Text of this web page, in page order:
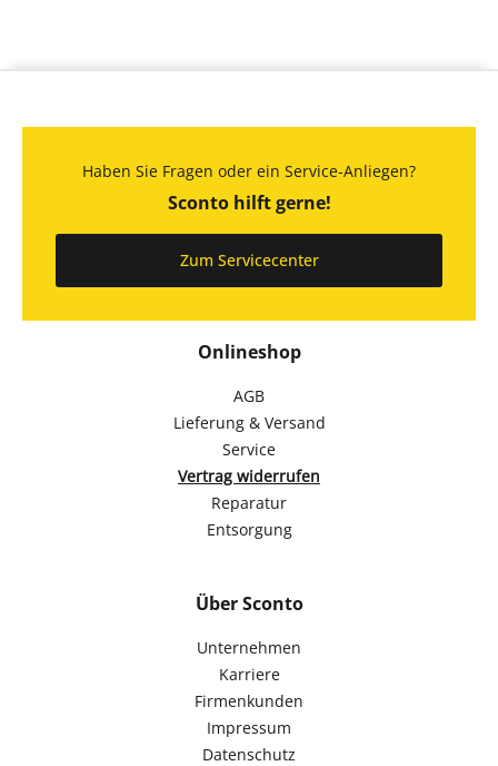
Onlineshop
AGB
Lieferung & Versand
Service
Vertrag widerrufen
Reparatur
Entsorgung
Über Sconto
Unternehmen
Karriere
Firmenkunden
Impressum
Datenschutz
Haben Sie Fragen oder ein Service-Anliegen?
Sconto hilft gerne!
Zum Servicecenter